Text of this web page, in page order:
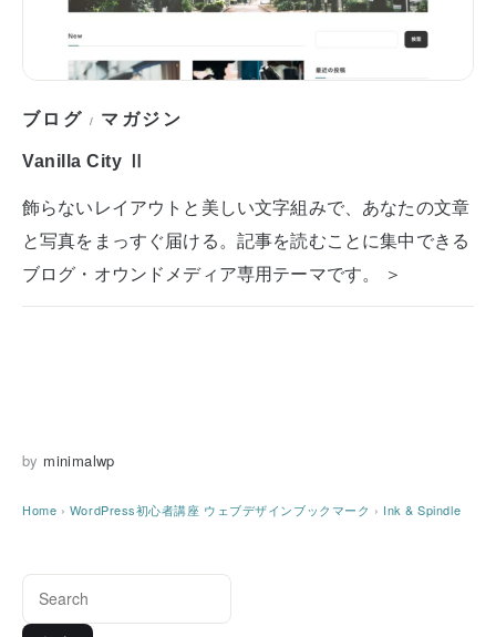
ブログ / マガジン
Vanilla City Ⅱ
飾らないレイアウトと美しい文字組みで、あなたの文章
と写真をまっすぐ届ける。記事を読むことに集中できる
ブログ・オウンドメディア専用テーマです。 ＞
by minimalwp
Home › WordPress初心者講座 ウェブデザインブックマーク › Ink & Spindle